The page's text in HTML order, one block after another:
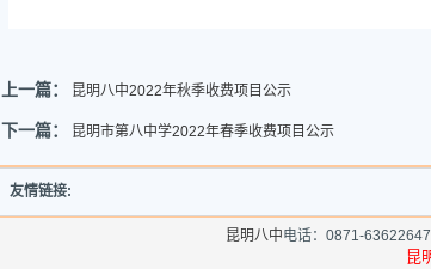
上一篇： 昆明八中2022年秋季收费项目公示
下一篇： 昆明市第八中学2022年春季收费项目公示
友情链接:
昆明八中电话：0871-63622647
昆